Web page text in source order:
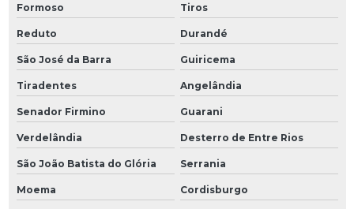
Formoso Tiros
Reduto Durandé
São José da Barra Guiricema
Tiradentes Angelândia
Senador Firmino Guarani
Verdelândia Desterro de Entre Rios
São João Batista do Glória Serrania
Moema Cordisburgo